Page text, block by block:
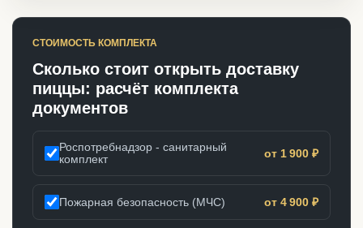
СТОИМОСТЬ КОМПЛЕКТА
Сколько стоит открыть доставку
пиццы: расчёт комплекта
документов
Роспотребнадзор - санитарный
комплект
от 1 900 ₽
Пожарная безопасность (МЧС) от 4 900 ₽